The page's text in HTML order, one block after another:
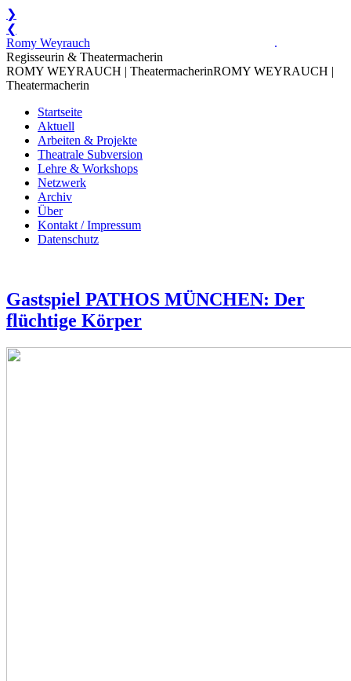
❯
❮
.
Zum
Inhalt
springen
Romy Weyrauch
Regisseurin & Theatermacherin
ROMY WEYRAUCH | TheatermacherinROMY WEYRAUCH |
Theatermacherin
Startseite
Aktuell
Arbeiten & Projekte
Theatrale Subversion
Lehre & Workshops
Netzwerk
Archiv
Über
Kontakt / Impressum
Datenschutz
Gastspiel PATHOS MÜNCHEN: Der
flüchtige Körper